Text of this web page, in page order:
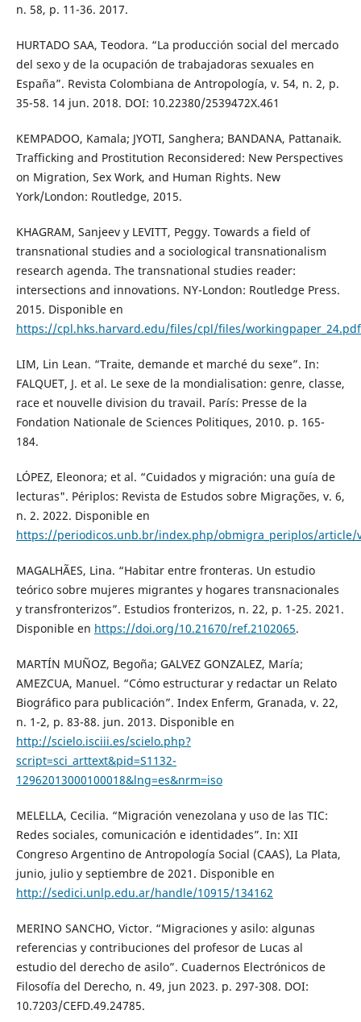
n. 58, p. 11-36. 2017.
HURTADO SAA, Teodora. “La producción social del mercado
del sexo y de la ocupación de trabajadoras sexuales en
España”. Revista Colombiana de Antropología, v. 54, n. 2, p.
35-58. 14 jun. 2018. DOI: 10.22380/2539472X.461
KEMPADOO, Kamala; JYOTI, Sanghera; BANDANA, Pattanaik.
Trafficking and Prostitution Reconsidered: New Perspectives
on Migration, Sex Work, and Human Rights. New
York/London: Routledge, 2015.
KHAGRAM, Sanjeev y LEVITT, Peggy. Towards a field of
transnational studies and a sociological transnationalism
research agenda. The transnational studies reader:
intersections and innovations. NY-London: Routledge Press.
2015. Disponible en
https://cpl.hks.harvard.edu/files/cpl/files/workingpaper_24.pdf
LIM, Lin Lean. “Traite, demande et marché du sexe”. In:
FALQUET, J. et al. Le sexe de la mondialisation: genre, classe,
race et nouvelle division du travail. París: Presse de la
Fondation Nationale de Sciences Politiques, 2010. p. 165-
184.
LÓPEZ, Eleonora; et al. “Cuidados y migración: una guía de
lecturas". Périplos: Revista de Estudos sobre Migrações, v. 6,
n. 2. 2022. Disponible en
https://periodicos.unb.br/index.php/obmigra_periplos/article/
MAGALHÃES, Lina. “Habitar entre fronteras. Un estudio
teórico sobre mujeres migrantes y hogares transnacionales
y transfronterizos”. Estudios fronterizos, n. 22, p. 1-25. 2021.
Disponible en https://doi.org/10.21670/ref.2102065.
MARTÍN MUÑOZ, Begoña; GALVEZ GONZALEZ, María;
AMEZCUA, Manuel. “Cómo estructurar y redactar un Relato
Biográfico para publicación”. Index Enferm, Granada, v. 22,
n. 1-2, p. 83-88. jun. 2013. Disponible en
http://scielo.isciii.es/scielo.php?
script=sci_arttext&pid=S1132-
12962013000100018&lng=es&nrm=iso
MELELLA, Cecilia. “Migración venezolana y uso de las TIC:
Redes sociales, comunicación e identidades”. In: XII
Congreso Argentino de Antropología Social (CAAS), La Plata,
junio, julio y septiembre de 2021. Disponible en
http://sedici.unlp.edu.ar/handle/10915/134162
MERINO SANCHO, Victor. “Migraciones y asilo: algunas
referencias y contribuciones del profesor de Lucas al
estudio del derecho de asilo”. Cuadernos Electrónicos de
Filosofía del Derecho, n. 49, jun 2023. p. 297-308. DOI:
10.7203/CEFD.49.24785.